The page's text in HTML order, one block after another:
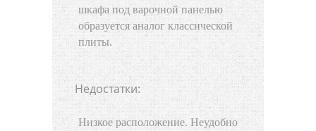
шкафа под варочной панелью
образуется аналог классической
плиты.
Недостатки:
Низкое расположение. Неудобно